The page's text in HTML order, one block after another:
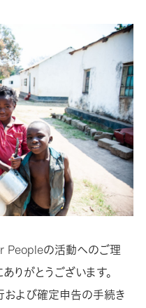
Peopleの活動へのご理
りがとうございます。
よび確定申告の手続き